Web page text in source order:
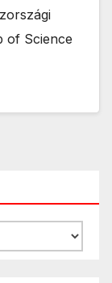
of Science